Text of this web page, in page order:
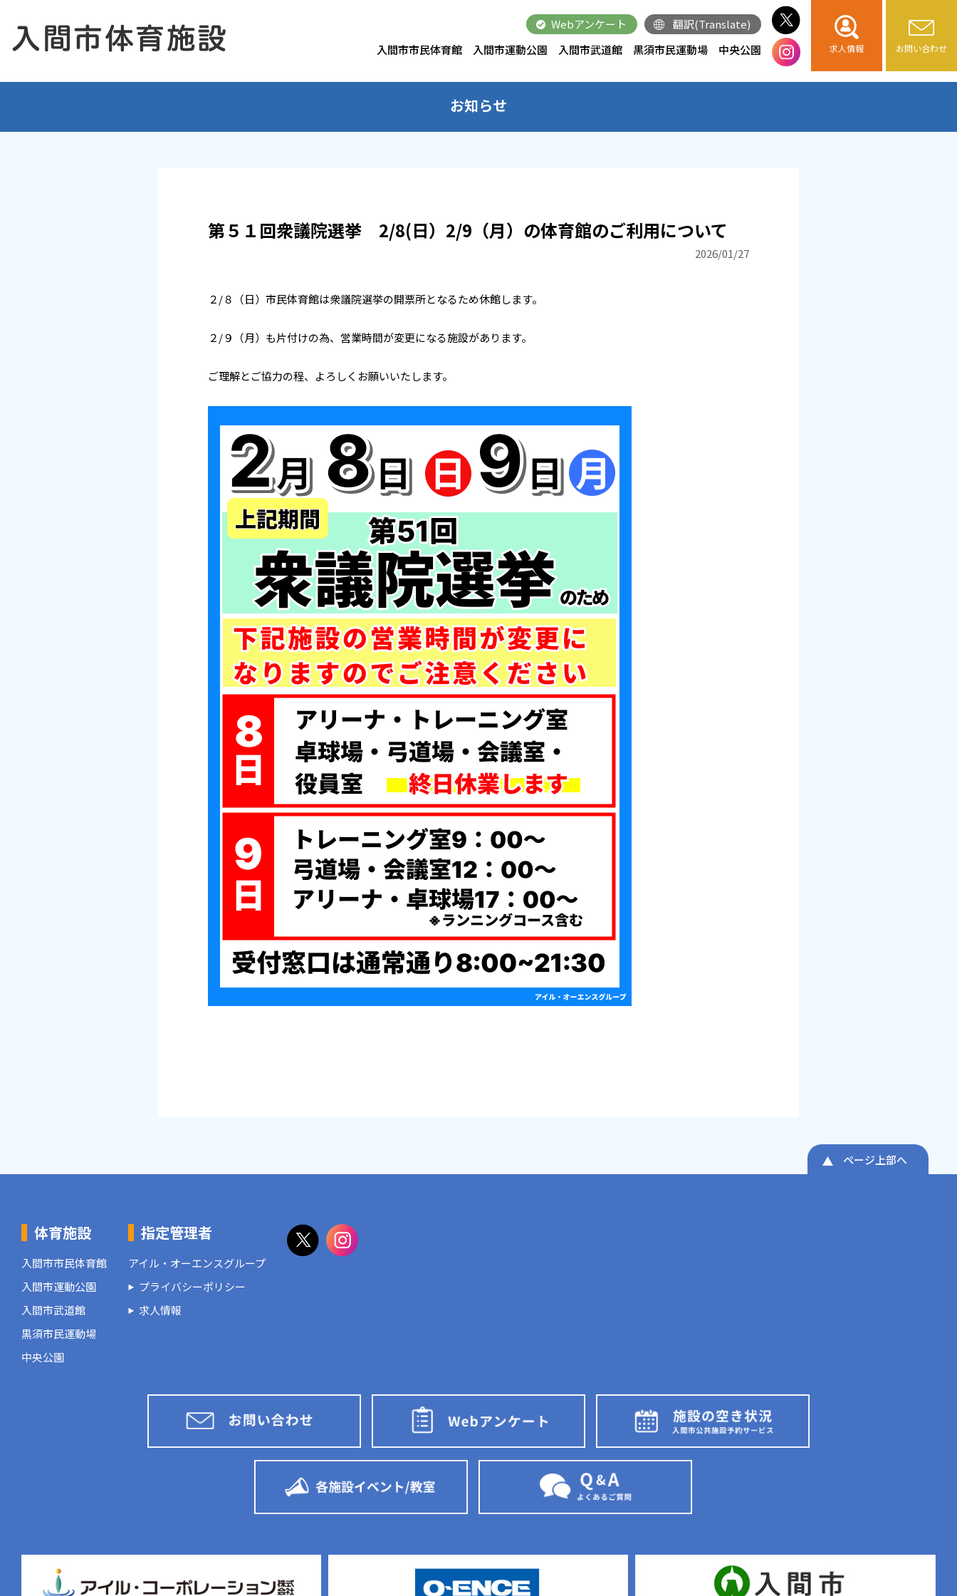
Webアンケート
翻訳(Translate)
入間市市民体育館
入間市運動公園 入間市武道館 黒須市民運動場 中央公園 求人情報 お問い合わせ
お知らせ
第５１回衆議院選挙 2/8(日）2/9（月）の体育館のご利用について
2026/01/27
２/８（日）市民体育館は衆議院選挙の開票所となるため休館します。
２/９（月）も片付けの為、営業時間が変更になる施設があります。
ご理解とご協力の程、よろしくお願いいたします。
ページ上部へ
体育施設
入間市市民体育館
入間市運動公園
入間市武道館
黒須市民運動場
中央公園
指定管理者
アイル・オーエンスグループ
プライバシーポリシー
求人情報